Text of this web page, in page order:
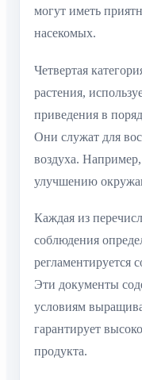
могут иметь
насекомых.
Четвертая
растения,
приведения в
Они служат для
воздуха.
улучшению
Каждая из
соблюдения
Эти документы
условиям
гарантирует
продукта.